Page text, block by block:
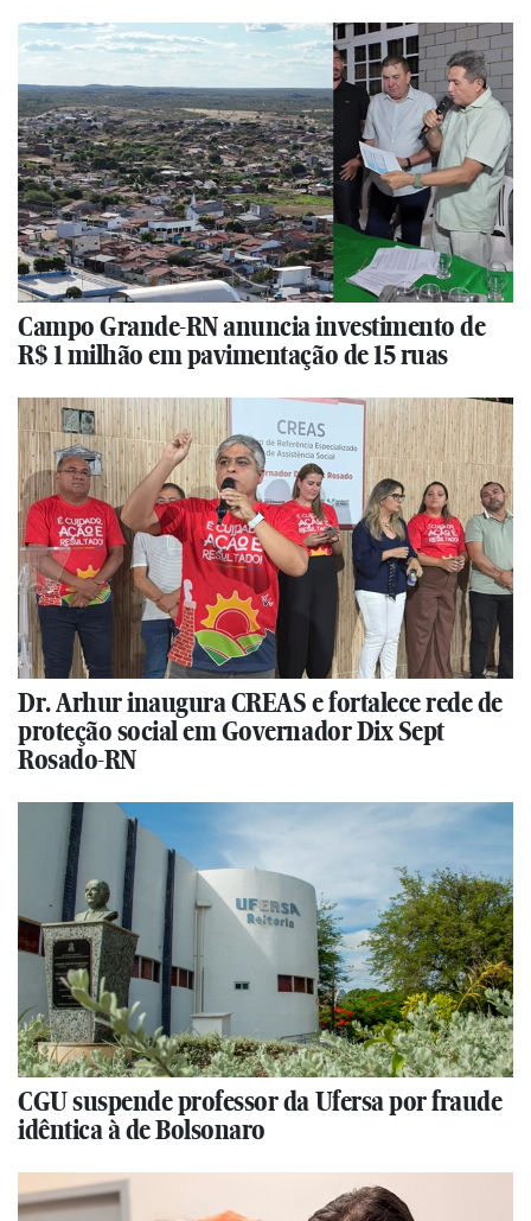
Campo Grande-RN anuncia investimento de
R$ 1 milhão em pavimentação de 15 ruas
Dr. Arhur inaugura CREAS e fortalece rede de
proteção social em Governador Dix Sept
Rosado-RN
CGU suspende professor da Ufersa por fraude
idêntica à de Bolsonaro